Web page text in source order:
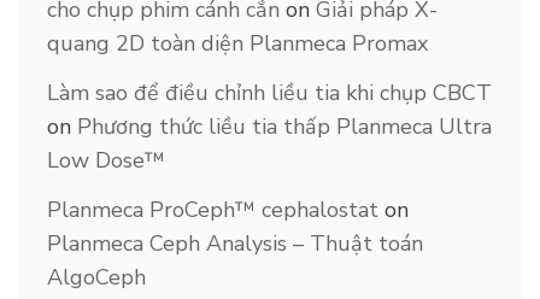
cho chụp phim cánh cắn on Giải pháp X-
quang 2D toàn diện Planmeca Promax
Làm sao để điều chỉnh liều tia khi chụp CBCT
on Phương thức liều tia thấp Planmeca Ultra
Low Dose™
Planmeca ProCeph™ cephalostat on
Planmeca Ceph Analysis – Thuật toán
AlgoCeph